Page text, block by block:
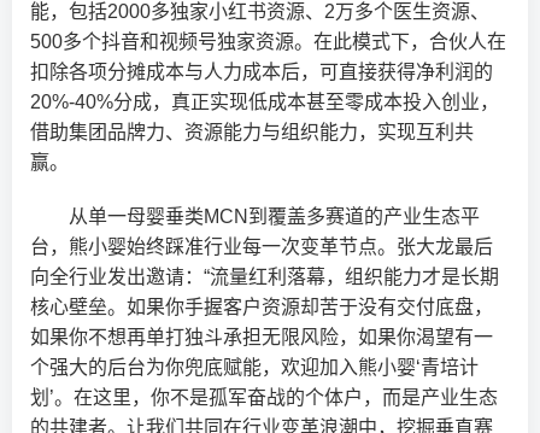
能，包括2000多独家小红书资源、2万多个医生资源、
500多个抖音和视频号独家资源。在此模式下，合伙人在
扣除各项分摊成本与人力成本后，可直接获得净利润的
20%-40%分成，真正实现低成本甚至零成本投入创业，
借助集团品牌力、资源能力与组织能力，实现互利共
赢。
从单一母婴垂类MCN到覆盖多赛道的产业生态平
台，熊小婴始终踩准行业每一次变革节点。张大龙最后
向全行业发出邀请：“流量红利落幕，组织能力才是长期
核心壁垒。如果你手握客户资源却苦于没有交付底盘，
如果你不想再单打独斗承担无限风险，如果你渴望有一
个强大的后台为你兜底赋能，欢迎加入熊小婴‘青培计
划’。在这里，你不是孤军奋战的个体户，而是产业生态
的共建者。让我们共同在行业变革浪潮中，挖掘垂直赛